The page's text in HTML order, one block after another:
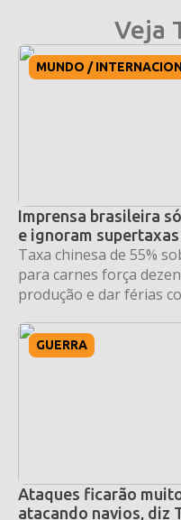
Veja
MUNDO /
Imprensa brasileira
e ignoram
Taxa chinesa de 55%
para carnes força
produção e dar férias
GUERRA
Ataques ficarão
atacando navios, diz